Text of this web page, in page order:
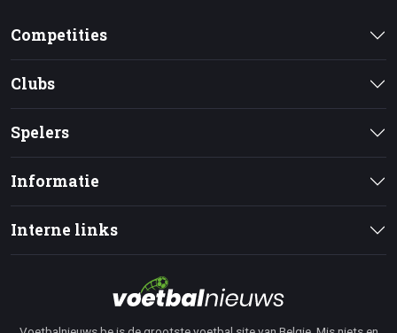
Competities
Clubs
Spelers
Informatie
Interne links